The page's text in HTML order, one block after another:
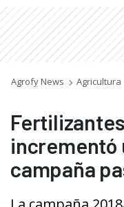
Agrofy News Agricultura
incrementó
campaña